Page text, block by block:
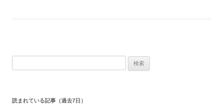
読まれている記事（過去7日）